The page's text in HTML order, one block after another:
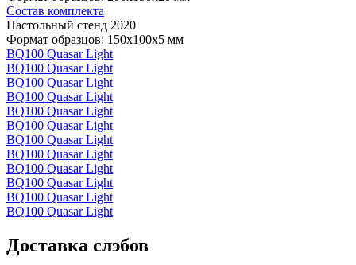
Состав комплекта
Настольный стенд 2020
Формат образцов: 150x100x5 мм
BQ100 Quasar Light
BQ100 Quasar Light
BQ100 Quasar Light
BQ100 Quasar Light
BQ100 Quasar Light
BQ100 Quasar Light
BQ100 Quasar Light
BQ100 Quasar Light
BQ100 Quasar Light
BQ100 Quasar Light
BQ100 Quasar Light
BQ100 Quasar Light
Доставка слэбов